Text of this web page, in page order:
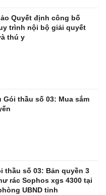
Quyết định công bố
trình nội bộ giải quyết
thú y
thầu số 03: Mua sắm
thầu số 03: Bản quyền 3
rác Sophos xgs 4300 tại
UBND tỉnh